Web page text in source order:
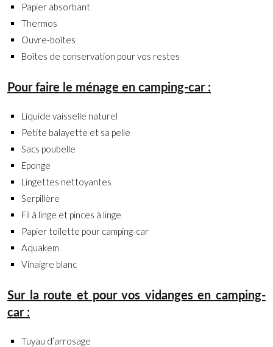
Papier absorbant
Thermos
Ouvre-boîtes
Boîtes de conservation pour vos restes
Pour faire le ménage en camping-car :
Liquide vaisselle naturel
Petite balayette et sa pelle
Sacs poubelle
Eponge
Lingettes nettoyantes
Serpillère
Fil à linge et pinces à linge
Papier toilette pour camping-car
Aquakem
Vinaigre blanc
Sur la route et pour vos vidanges en camping-
car :
Tuyau d’arrosage